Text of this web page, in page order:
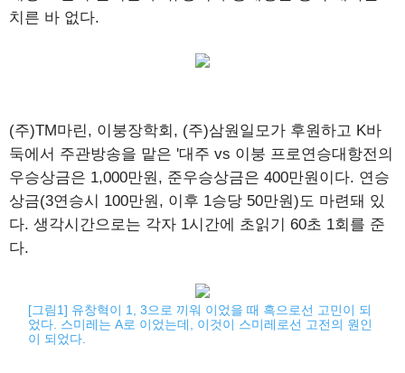
치른 바 없다.
(주)TM마린, 이붕장학회, (주)삼원일모가 후원하고 K바
둑에서 주관방송을 맡은 '대주 vs 이붕 프로연승대항전의
우승상금은 1,000만원, 준우승상금은 400만원이다. 연승
상금(3연승시 100만원, 이후 1승당 50만원)도 마련돼 있
다. 생각시간으로는 각자 1시간에 초읽기 60초 1회를 준
다.
[그림1] 유창혁이 1, 3으로 끼워 이었을 때 흑으로선 고민이 되
었다. 스미레는 A로 이었는데, 이것이 스미레로선 고전의 원인
이 되었다.